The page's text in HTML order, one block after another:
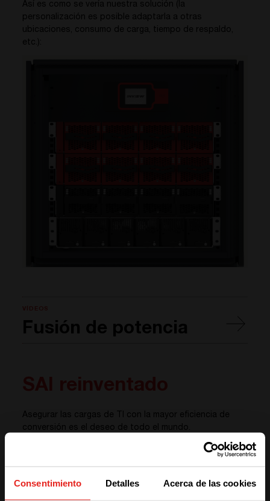
Consentimiento Detalles Acerca de las cookies
Así es como se vería nuestra solución (la
personalización es posible adaptarla a otras
ubicaciones, consumo de carga, tiempo de respaldo,
etc.):
Fusión de potencia
Asegurar las cargas de TI con la mayor eficiencia de
conversión es el deseo de todo el mundo.
Nuestra topología Smart By-Pass (SBP) proporciona
(1) hasta que la
red cae o excede las tolerancias. Luego cambia
instantáneamente al SAI (2) para proporcionar